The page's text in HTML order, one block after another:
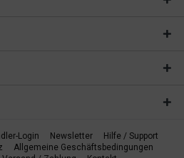
Login Newsletter
Hilfe / Support
Allgemeine Geschäftsbedingungen